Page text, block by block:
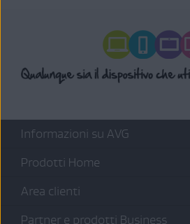
Informazioni su AVG
Prodotti Home
Area clienti
Partner e prodotti Business